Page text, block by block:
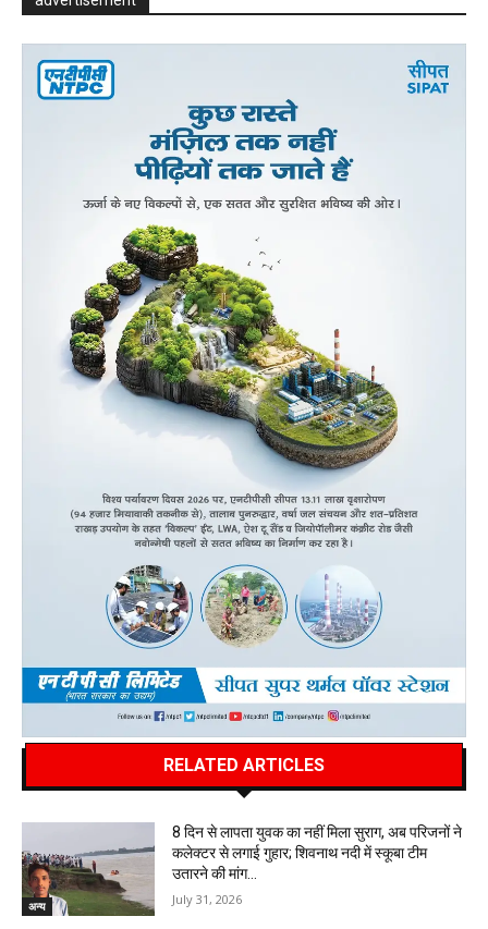
RELATED ARTICLES
अन्य
8 दिन से लापता युवक का नहीं मिला सुराग, अब परिजनों ने
कलेक्टर से लगाई गुहार; शिवनाथ नदी में स्कूबा टीम
उतारने की मांग…
July 31, 2026